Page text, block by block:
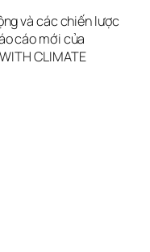
và các chiến lược
cáo mới của
CLIMATE